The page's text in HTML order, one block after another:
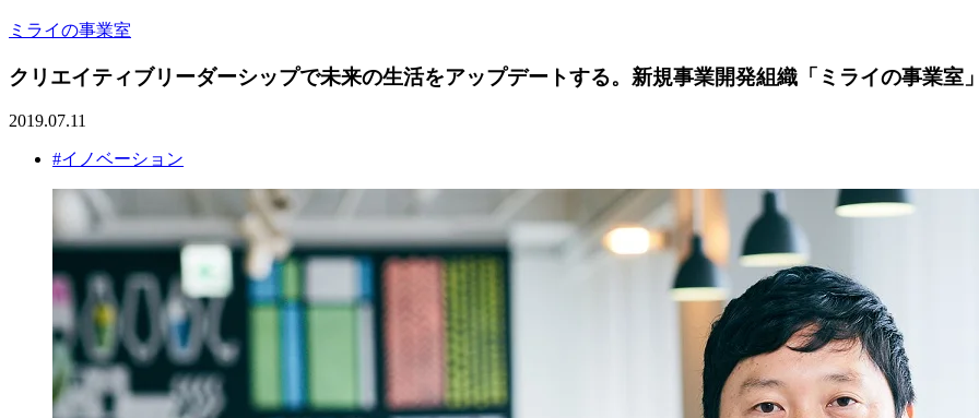
ミライの事業室
クリエイティブリーダーシップで未来の生活をアップデートする。新規事業開発組織「ミライの事業室
2019.07.11
#イノベーション